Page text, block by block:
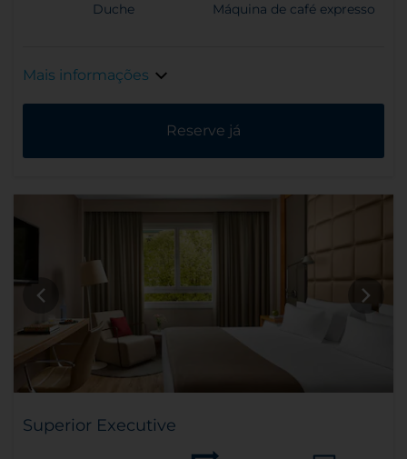
Duche Máquina de café expresso
Mais informações
Reserve já
Superior Executive